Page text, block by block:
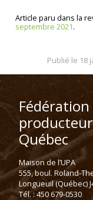
Article paru dans la
septembre 2021.
Publié le 18
Fédération
Québec
Maison de l’UPA
555, boul. Roland-
Longueuil (Québec)
Tél. : 450 679-0530